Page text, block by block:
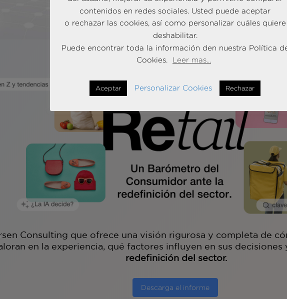
Consulting que ofrece una visión rigurosa y completa de
en la experiencia, qué factores influyen en sus
redefinición del sector.
Descarga el informe
contenidos en redes sociales. Usted puede aceptar
o rechazar las cookies, así como personalizar cuáles quiere
deshabilitar.
Puede encontrar toda la información den nuestra Política
Cookies.
Leer mas...
Aceptar Personalizar Cookies Rechazar